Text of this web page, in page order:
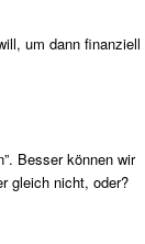
um dann finanziell
Besser können wir
gleich nicht, oder?